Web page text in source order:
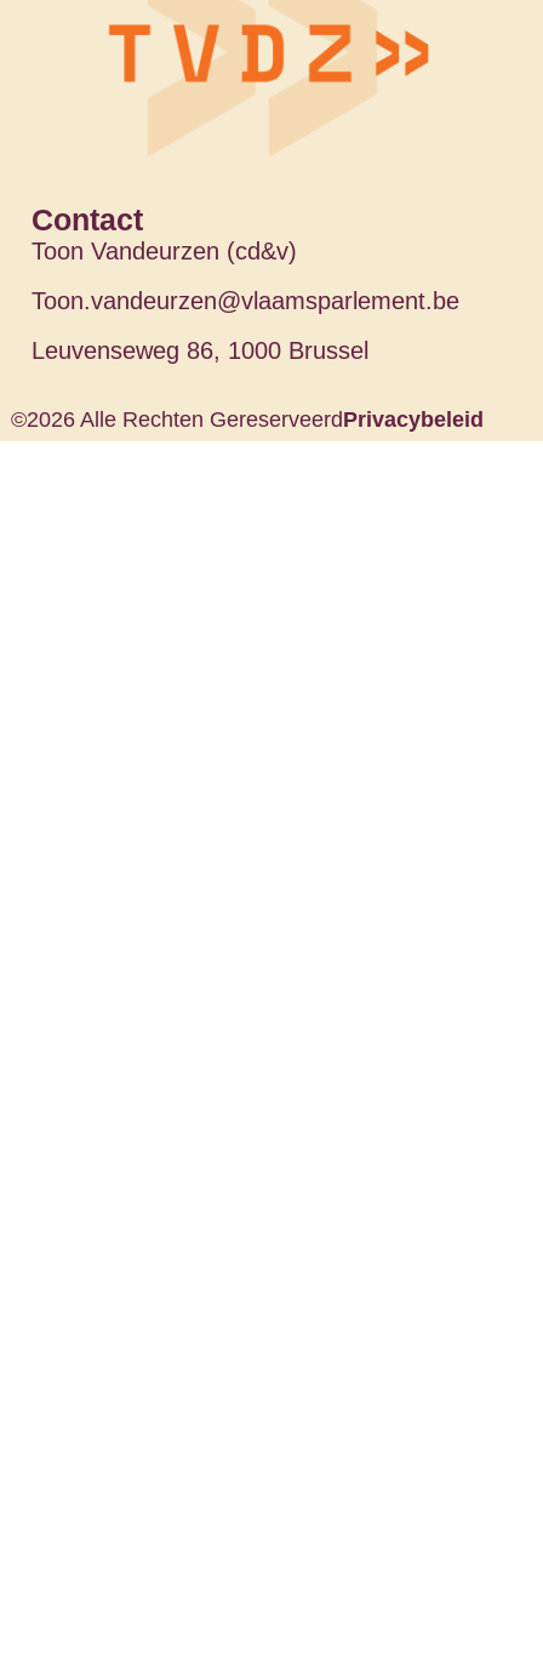
Toon Vandeurzen (cd&v)
Toon.vandeurzen@vlaamsparlement.be
Leuvenseweg 86, 1000 Brussel
Contact
©2026 Alle Rechten GereserveerdPrivacybeleid